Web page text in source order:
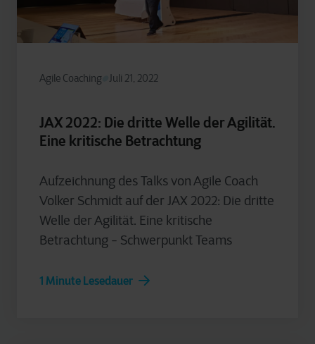
Agile Coaching Juli 21, 2022
JAX 2022: Die dritte Welle der Agilität.
Eine kritische Betrachtung
Aufzeichnung des Talks von Agile Coach
Volker Schmidt auf der JAX 2022: Die dritte
Welle der Agilität. Eine kritische
Betrachtung - Schwerpunkt Teams
1 Minute Lesedauer